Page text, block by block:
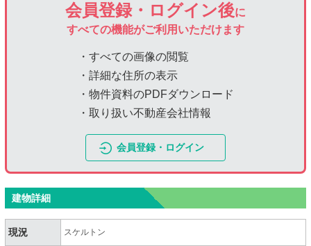
会員登録・ログイン後に
すべての機能がご利用いただけます
・すべての画像の閲覧
・詳細な住所の表示
・物件資料のPDFダウンロード
・取り扱い不動産会社情報
会員登録・ログイン
建物詳細
現況 スケルトン